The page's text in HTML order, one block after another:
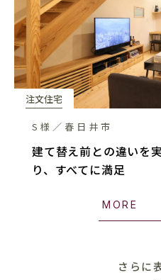
注文住宅
S様／春日井市
建て替え前との違い
り、すべてに満足
MORE
さらに